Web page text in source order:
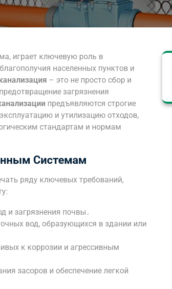
играет ключевую роль в
населенных пунктов и
– это не просто сбор и
загрязнения
предъявляются строгие
и утилизацию отходов,
стандартам и нормам
Системам
ряду ключевых требований,
и загрязнения почвы․
вод, образующихся в здании или
к коррозии и агрессивным
засоров и обеспечение легкой